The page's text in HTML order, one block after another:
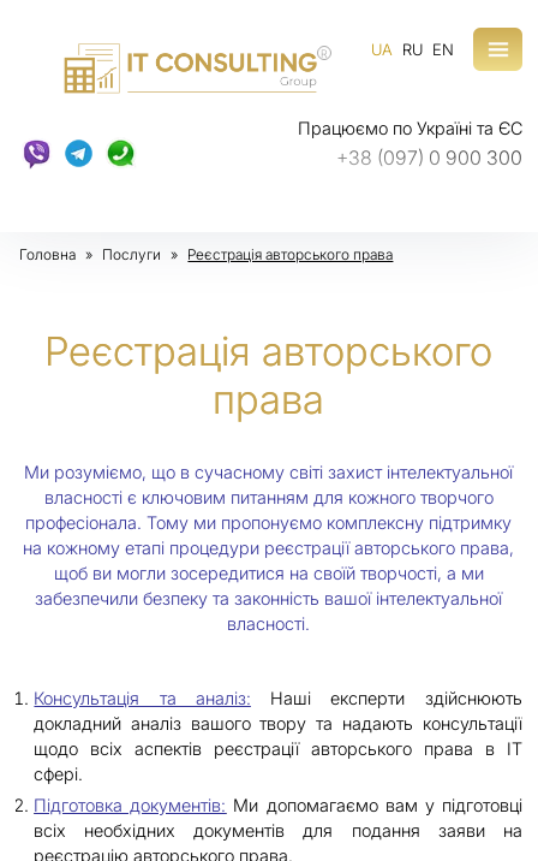
R
Працюємо по Україні та ЄС
+38 (097) 0 900 300
UA RU EN
Головна » Послуги » Реєстрація авторського права
Реєстрація авторського
права
Ми розуміємо, що в сучасному світі захист інтелектуальної
власності є ключовим питанням для кожного творчого
професіонала. Тому ми пропонуємо комплексну підтримку
на кожному етапі процедури реєстрації авторського права,
щоб ви могли зосередитися на своїй творчості, а ми
забезпечили безпеку та законність вашої інтелектуальної
власності.
Консультація та аналіз: Наші експерти здійснюють
докладний аналіз вашого твору та надають консультації
щодо всіх аспектів реєстрації авторського права в ІТ
сфері.
Підготовка документів: Ми допомагаємо вам у підготовці
всіх необхідних документів для подання заяви на
реєстрацію авторського права.